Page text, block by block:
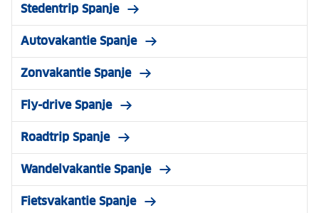
Stedentrip Spanje
Autovakantie Spanje
Zonvakantie Spanje
Fly-drive Spanje
Roadtrip Spanje
Wandelvakantie Spanje
Fietsvakantie Spanje